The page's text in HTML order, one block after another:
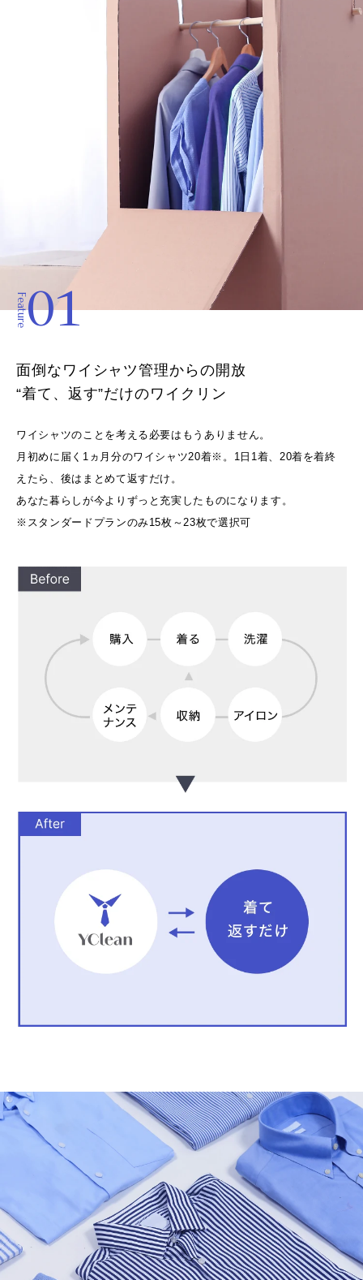
Feature01
面倒なワイシャツ管理からの開放
“着て、返す”だけのワイクリン
ワイシャツのことを考える必要はもうありません。
月初めに届く1ヵ月分のワイシャツ20着※。1日1着、20着を着終
えたら、後はまとめて返すだけ。
あなた暮らしが今よりずっと充実したものになります。
※スタンダードプランのみ15枚～23枚で選択可